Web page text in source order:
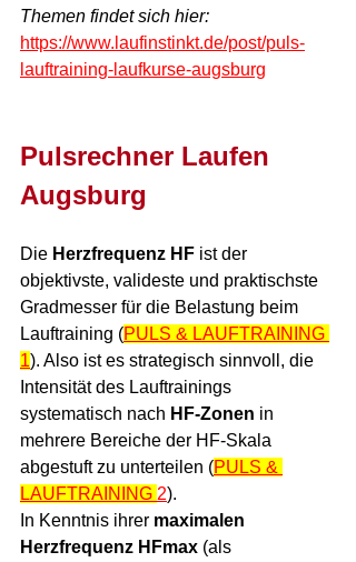
Themen findet sich hier:
https://www.laufinstinkt.de/post/puls-
lauftraining-laufkurse-augsburg
Pulsrechner Laufen
Augsburg
Die Herzfrequenz HF ist der
objektivste, valideste und praktischste
Gradmesser für die Belastung beim
Lauftraining (PULS & LAUFTRAINING
1). Also ist es strategisch sinnvoll, die
Intensität des Lauftrainings
systematisch nach HF-Zonen in
mehrere Bereiche der HF-Skala
abgestuft zu unterteilen (PULS &
LAUFTRAINING 2).
In Kenntnis ihrer maximalen
Herzfrequenz HFmax (als